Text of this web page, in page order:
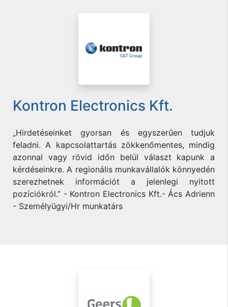
Kontron Electronics Kft.
„Hirdetéseinket gyorsan és egyszerűen tudjuk
feladni. A kapcsolattartás zökkenőmentes, mindig
azonnal vagy rövid időn belül választ kapunk a
kérdéseinkre. A regionális munkavállalók könnyedén
szerezhetnek információt a jelenlegi nyitott
pozíciókról.” - Kontron Electronics Kft.- Ács Adrienn
- Személyügyi/Hr munkatárs